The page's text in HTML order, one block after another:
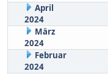
April
2024
März
2024
Februar
2024